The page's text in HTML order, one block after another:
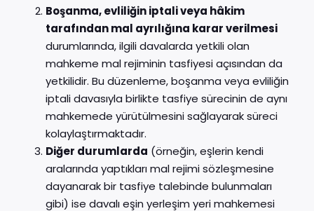
Boşanma, evliliğin iptali veya hâkim
tarafından mal ayrılığına karar verilmesi
durumlarında, ilgili davalarda yetkili olan
mahkeme mal rejiminin tasfiyesi açısından da
yetkilidir. Bu düzenleme, boşanma veya evliliğin
iptali davasıyla birlikte tasfiye sürecinin de aynı
mahkemede yürütülmesini sağlayarak süreci
kolaylaştırmaktadır.
Diğer durumlarda (örneğin, eşlerin kendi
aralarında yaptıkları mal rejimi sözleşmesine
dayanarak bir tasfiye talebinde bulunmaları
gibi) ise davalı eşin yerleşim yeri mahkemesi